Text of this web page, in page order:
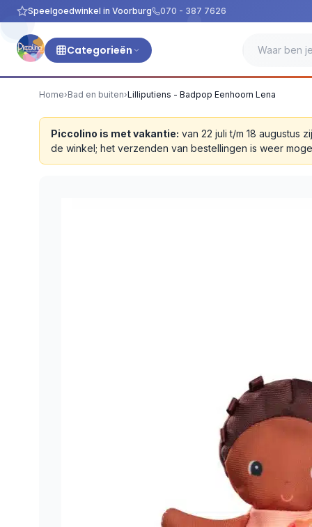
Speelgoedwinkel in Voorburg 070 - 387 7626
Categorieën
Home›Bad en buiten›Lilliputiens - Badpop Eenhoorn Lena
Piccolino is met vakantie: van 22 juli t/m 18 augustus
de winkel; het verzenden van bestellingen is weer